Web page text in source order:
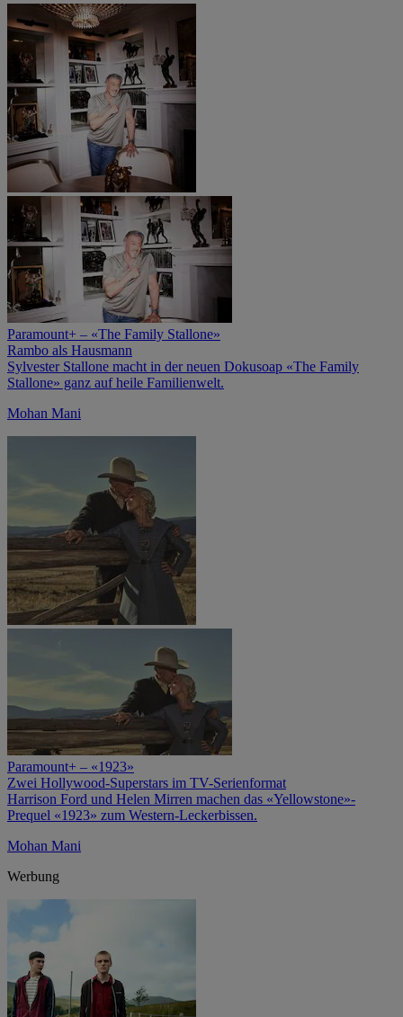
Paramount+ – «The Family Stallone»
Rambo als Hausmann
Sylvester Stallone macht in der neuen Dokusoap «The Family
Stallone» ganz auf heile Familienwelt.
Mohan Mani
Paramount+ – «1923»
Zwei Hollywood-Superstars im TV-Serienformat
Harrison Ford und Helen Mirren machen das «Yellowstone»-
Prequel «1923» zum Western-Leckerbissen.
Mohan Mani
Werbung